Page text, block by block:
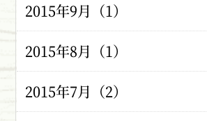
2015年9月（1）
2015年8月（1）
2015年7月（2）